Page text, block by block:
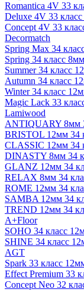
Romantica 4V 33
Deluxe 4V 33
Concept 4V 33
Decormatch
Spring Max 34
Spring 34 класс 8мм
Summer 34 класс
Autumn 34 класс
Winter 34 класс
Magic Lack 33
Lamiwood
ANTIQUARY 8мм
BRISTOL 12мм 34
CLASSIC 12мм 34
DINASTY 8мм 34
GLANZ 12мм 34
RELAX 8мм 34
ROME 12мм 34
SAMBA 12мм 34
TREND 12мм 34
A+Floor
SOHO 34 класс
SHINE 34 класс
AGT
Spark 33 класс
Effect Premium 33
Concept Neo 32